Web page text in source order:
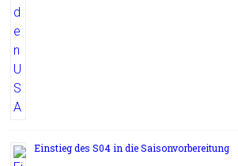
Einstieg des S04 in die Saisonvorbereitung